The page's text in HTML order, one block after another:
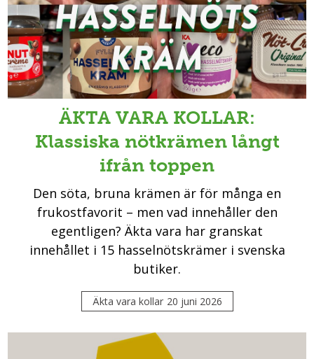
ÄKTA VARA KOLLAR:
Klassiska nötkrämen långt
ifrån toppen
Den söta, bruna krämen är för många en
frukostfavorit – men vad innehåller den
egentligen? Äkta vara har granskat
innehållet i 15 hasselnötskrämer i svenska
butiker.
Äkta vara kollar 20 juni 2026